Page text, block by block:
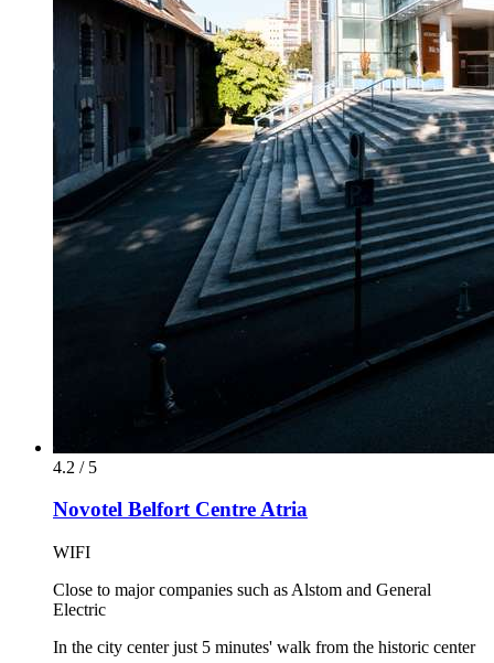
4.2 / 5
Novotel Belfort Centre Atria
WIFI
Close to major companies such as Alstom and General
Electric
In the city center just 5 minutes' walk from the historic center